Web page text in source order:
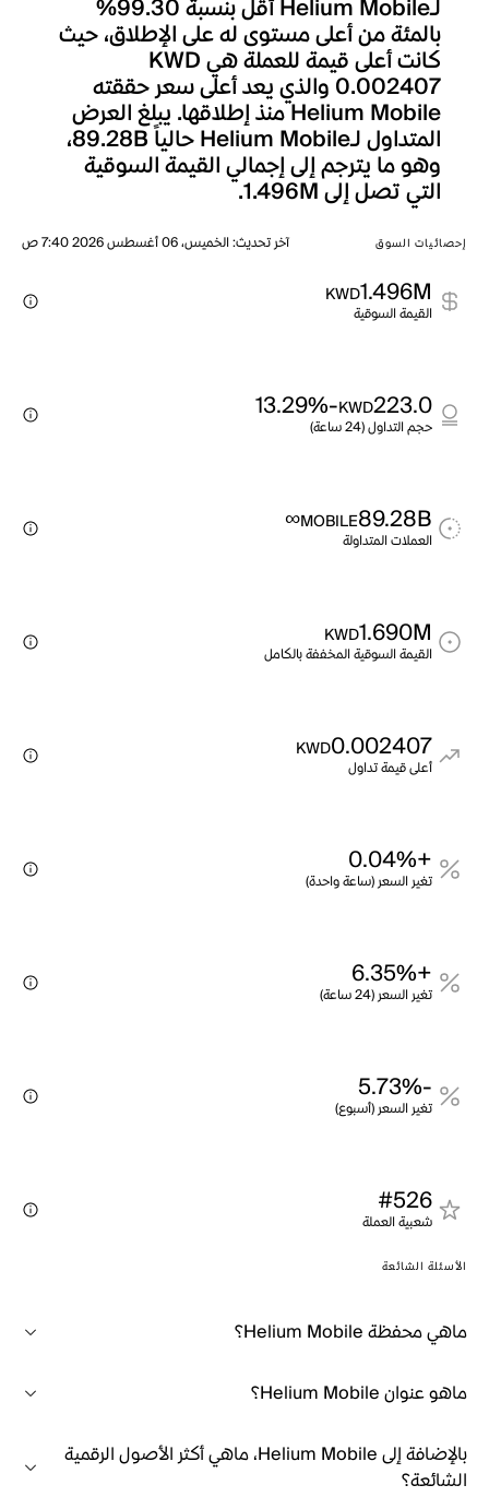
لـHelium Mobile أقل بنسبة 99.30%
بالمئة من أعلى مستوى له على الإطلاق، حيث
كانت أعلى قيمة للعملة هي KWD
0.002407 والذي يعد أعلى سعر حققته
Helium Mobile منذ إطلاقها. يبلغ العرض
المتداول لـHelium Mobile حالياً 89.28B،
وهو ما يترجم إلى إجمالي القيمة السوقية
التي تصل إلى 1.496M.
إحصائيات السوق آخر تحديث:الخميس، 06 أغسطس 2026 7:40 ص
1.496M
KWD
القيمة السوقية
223.0
KWD
-13.29%
حجم التداول (24 ساعة)
89.28B
MOBILE
∞
العملات المتداولة
1.690M
KWD
القيمة السوقية المخففة بالكامل
0.002407
KWD
أعلى قيمة تداول
+0.04%
تغير السعر (ساعة واحدة)
+6.35%
تغير السعر (24 ساعة)
-5.73%
تغير السعر (أسبوع)
#526
شعبية العملة
الأسئلة الشائعة
ماهي محفظة Helium Mobile؟
ماهو عنوان Helium Mobile؟
بالإضافة إلى Helium Mobile، ماهي أكثر الأصول الرقمية
الشائعة؟